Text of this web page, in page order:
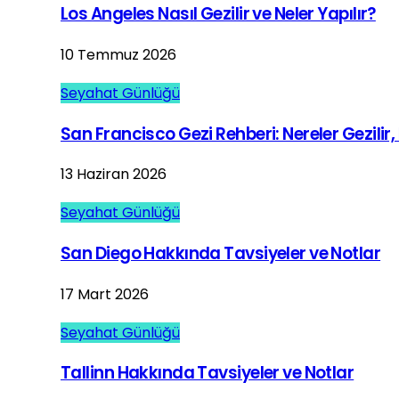
Los Angeles Nasıl Gezilir ve Neler Yapılır?
10 Temmuz 2026
Seyahat Günlüğü
San Francisco Gezi Rehberi: Nereler Gezilir,
13 Haziran 2026
Seyahat Günlüğü
San Diego Hakkında Tavsiyeler ve Notlar
17 Mart 2026
Seyahat Günlüğü
Tallinn Hakkında Tavsiyeler ve Notlar